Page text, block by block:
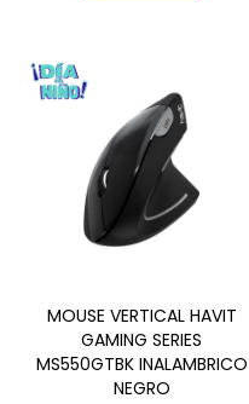
MOUSE VERTICAL HAVIT
GAMING SERIES
MS550GTBK INALAMBRICO
NEGRO